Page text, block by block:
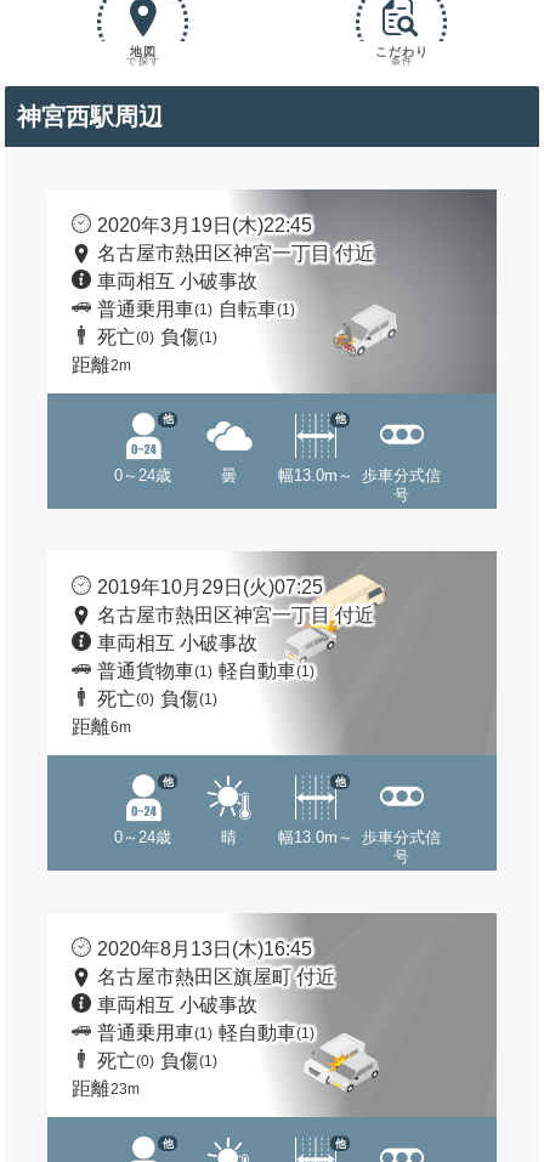
地図
で探す
こだわり
条件
神宮西駅周辺
2020年3月19日(木)22:45
名古屋市熱田区神宮一丁目 付近
車両相互 小破事故
普通乗用車(1) 自転車(1)
死亡(0) 負傷(1)
距離2m
0～24歳
他
曇 幅13.0m～
他
歩車分式信
号
2019年10月29日(火)07:25
名古屋市熱田区神宮一丁目 付近
車両相互 小破事故
普通貨物車(1) 軽自動車(1)
死亡(0) 負傷(1)
距離6m
0～24歳
他
晴 幅13.0m～
他
歩車分式信
号
2020年8月13日(木)16:45
名古屋市熱田区旗屋町 付近
車両相互 小破事故
普通乗用車(1) 軽自動車(1)
死亡(0) 負傷(1)
距離23m
他 他